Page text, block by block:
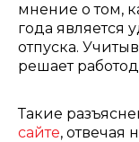
мнение о том,
года является
отпуска.
решает
Такие
сайте, отвечая